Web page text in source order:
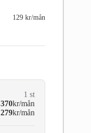
129 kr/mån
1 st
370kr/mån
279kr/mån